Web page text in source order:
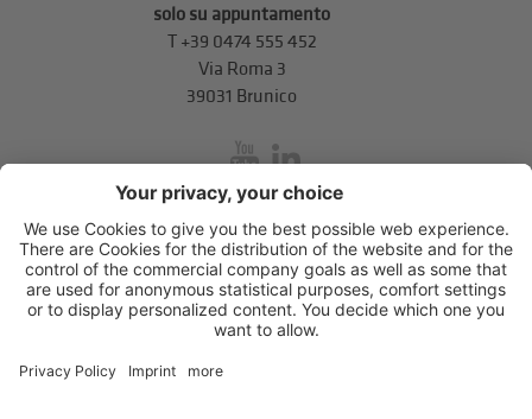
solo su appuntamento
T+39 0474 555 452
Via Roma 3
39031 Brunico
inService
Via di Mezzo ai Piani 5 ,39100 Bolzano.T+39 0471 310 311.
info@unione-bz.it
Impressum
Privacy